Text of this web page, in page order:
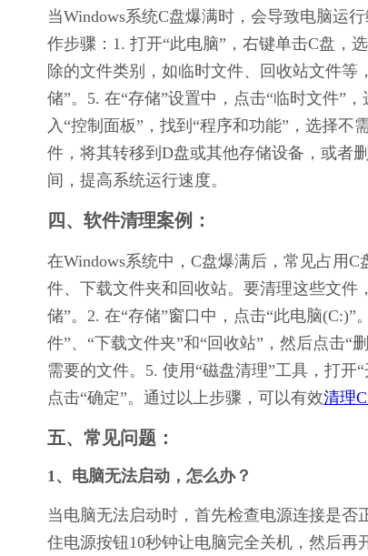
当Windows系统C盘爆满时，会导致电脑运
作步骤：1. 打开“此电脑”，右键单击C盘，
除的文件类别，如临时文件、回收站文件等
储”。5. 在“存储”设置中，点击“临时文件”
入“控制面板”，找到“程序和功能”，选择不
件，将其转移到D盘或其他存储设备，或者
间，提高系统运行速度。
四、软件清理案例：
在Windows系统中，C盘爆满后，常见占用
件、下载文件夹和回收站。要清理这些文件
储”。2. 在“存储”窗口中，点击“此电脑
件”、“下载文件夹”和“回收站”，然后点击“
需要的文件。5. 使用“磁盘清理”工具，打开
点击“确定”。通过以上步骤，可以有效清理
五、常见问题：
1、电脑无法启动，怎么办？
当电脑无法启动时，首先检查电源连接是
住电源按钮10秒钟让电脑完全关机，然后